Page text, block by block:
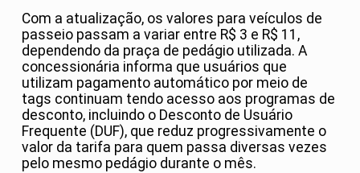
Com a atualização, os valores para veículos de
passeio passam a variar entre R$ 3 e R$ 11,
dependendo da praça de pedágio utilizada. A
concessionária informa que usuários que
utilizam pagamento automático por meio de
tags continuam tendo acesso aos programas de
desconto, incluindo o Desconto de Usuário
Frequente (DUF), que reduz progressivamente o
valor da tarifa para quem passa diversas vezes
pelo mesmo pedágio durante o mês.